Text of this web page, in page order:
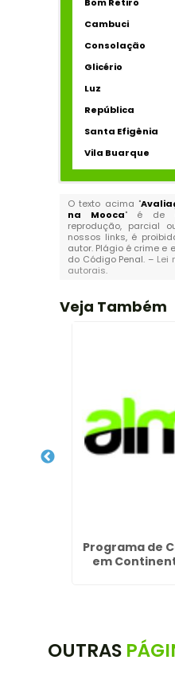
Cambuci
Consolação
Glicério
Luz
República
Santa Efigênia
Vila Buarque
O texto acima "
na Mooca" é de
reprodução, parcial
nossos links, é
autor. Plágio é crime e
do Código Penal. – Lei
autorais.
Veja Também
Programa de
em
OUTRAS